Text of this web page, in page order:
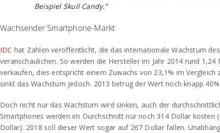
Beispiel Skull Candy.”
Wachsender Smartphone-Markt
IDC hat Zahlen veröffentlicht, die das internationale Wachstum
veranschaulichen. So werden die Hersteller im Jahr 2014 rund 1,24
verkaufen, dies entspricht einem Zuwachs von 23,1% im Vergleich
sinkt das Wachstum jedoch. 2013 betrug der Wert noch knapp
Doch nicht nur das Wachstum wird sinken, auch der
Smartphones werden im Durchschnitt nur noch 314 Dollar kosten
Dollar). 2018 soll dieser Wert sogar auf 267 Dollar fallen.